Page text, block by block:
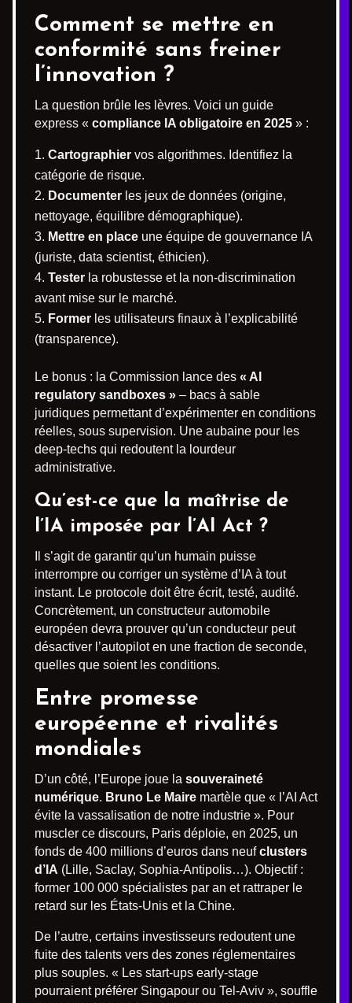
Comment se mettre en
conformité sans freiner
l’innovation ?
La question brûle les lèvres. Voici un guide
express « compliance IA obligatoire en 2025 » :
Cartographier vos algorithmes. Identifiez la
catégorie de risque.
Documenter les jeux de données (origine,
nettoyage, équilibre démographique).
Mettre en place une équipe de gouvernance IA
(juriste, data scientist, éthicien).
Tester la robustesse et la non-discrimination
avant mise sur le marché.
Former les utilisateurs finaux à l’explicabilité
(transparence).
Le bonus : la Commission lance des « AI
regulatory sandboxes » – bacs à sable
juridiques permettant d’expérimenter en conditions
réelles, sous supervision. Une aubaine pour les
deep-techs qui redoutent la lourdeur
administrative.
Qu’est-ce que la maîtrise de
l’IA imposée par l’AI Act ?
Il s’agit de garantir qu’un humain puisse
interrompre ou corriger un système d’IA à tout
instant. Le protocole doit être écrit, testé, audité.
Concrètement, un constructeur automobile
européen devra prouver qu’un conducteur peut
désactiver l’autopilot en une fraction de seconde,
quelles que soient les conditions.
Entre promesse
européenne et rivalités
mondiales
D’un côté, l’Europe joue la souveraineté
numérique. Bruno Le Maire martèle que « l’AI Act
évite la vassalisation de notre industrie ». Pour
muscler ce discours, Paris déploie, en 2025, un
fonds de 400 millions d’euros dans neufclusters
d’IA (Lille, Saclay, Sophia-Antipolis…). Objectif :
former 100 000 spécialistes par an et rattraper le
retard sur les États-Unis et la Chine.
De l’autre, certains investisseurs redoutent une
fuite des talents vers des zones réglementaires
plus souples. « Les start-ups early-stage
pourraient préférer Singapour ou Tel-Aviv », souffle